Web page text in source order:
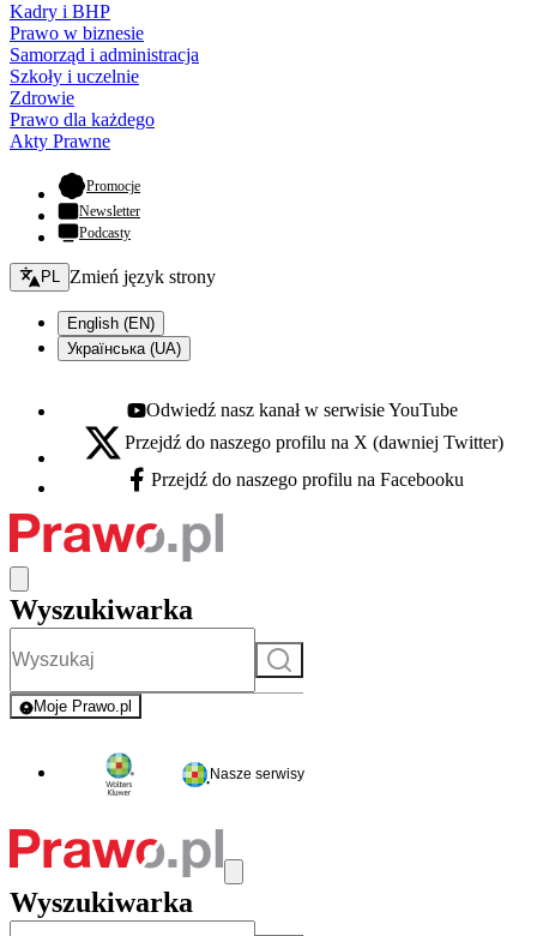
Kadry i BHP
Prawo w biznesie
Samorząd i administracja
Szkoły i uczelnie
Zdrowie
Prawo dla każdego
Akty Prawne
Promocje- otwiera się w nowej karcie
Newsletter
Podcasty
Zmień język - bieżący:
PL Zmień język strony
English (EN)
Українська (UA)
Youtube - otwiera się w nowej karcie
Odwiedź nasz kanał w serwisie YouTube
X - otwiera się w nowej karcie
Przejdź do naszego profilu na X (dawniej Twitter)
Facebook - otwiera się w nowej karcie
Przejdź do naszego profilu na Facebooku
Wyszukiwarka
Szukaj
Moje Prawo.pl
- rejestracja i logowanie do serwisu
Nasze serwisy
Wyszukiwarka